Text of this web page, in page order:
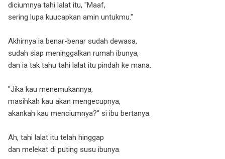
diciumnya tahi lalat itu, "Maaf,
sering lupa kuucapkan amin untukmu."
Akhirnya ia benar-benar sudah dewasa,
sudah siap meninggalkan rumah ibunya,
dan ia tak tahu tahi lalat itu pindah ke mana.
"Jika kau menemukannya,
masihkah kau akan mengecupnya,
akankah kau menciumnya?" si ibu bertanya.
Ah, tahi lalat itu telah hinggap
dan melekat di puting susu ibunya.